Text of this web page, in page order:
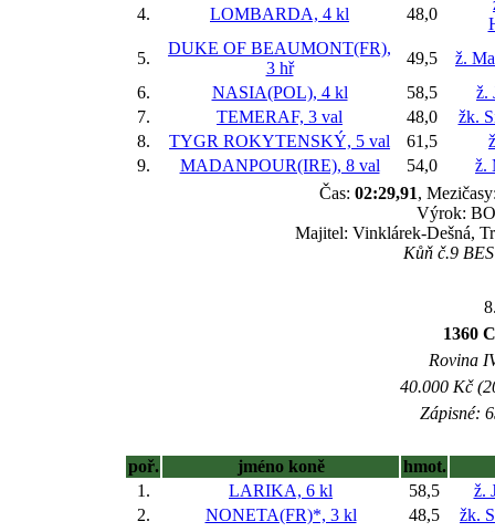
4.
LOMBARDA, 4 kl 48,0
5.
DUKE OF BEAUMONT(FR),
3 hř
49,5
ž.
6.
NASIA(POL), 4 kl 58,5
ž.
7.
TEMERAF, 3 val 48,0
žk.
8.
TYGR ROKYTENSKÝ, 5 val 61,5
9.
MADANPOUR(IRE), 8 val 54,0
ž.
Čas: 02:29,91,
Výrok:
Majitel: Vinklárek-Dešná,
Kůň č.9
1360
Rovina
40.000 Kč
Zápisné:
poř. jméno koně
hmot.
1.
LARIKA, 6 kl 58,5
ž.
2.
NONETA(FR)*, 3 kl 48,5
žk.